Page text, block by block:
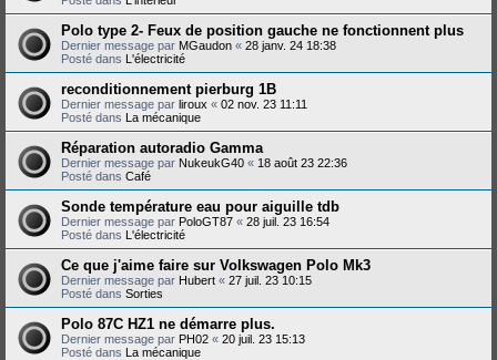
Polo type 2- Feux de position gauche ne fonctionnent plus
Dernier message par MGaudon « 28 janv. 24 18:38
Posté dans L'électricité
reconditionnement pierburg 1B
Dernier message par liroux « 02 nov. 23 11:11
Posté dans La mécanique
Réparation autoradio Gamma
Dernier message par NukeukG40 « 18 août 23 22:36
Posté dans Café
Sonde température eau pour aiguille tdb
Dernier message par PoloGT87 « 28 juil. 23 16:54
Posté dans L'électricité
Ce que j'aime faire sur Volkswagen Polo Mk3
Dernier message par Hubert « 27 juil. 23 10:15
Posté dans Sorties
Polo 87C HZ1 ne démarre plus.
Dernier message par PH02 « 20 juil. 23 15:13
Posté dans La mécanique